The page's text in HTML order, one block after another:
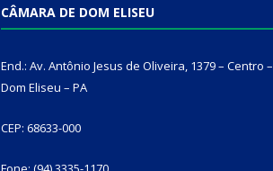
CÂMARA DE DOM ELISEU
End.: Av. Antônio Jesus de Oliveira, 1379 – Centro –
Dom Eliseu – PA
CEP: 68633-000